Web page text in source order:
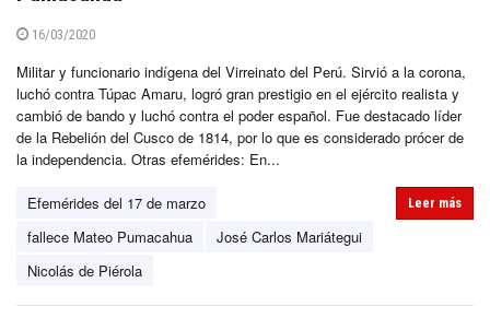
16/03/2020
Militar y funcionario indígena del Virreinato del Perú. Sirvió a la corona,
luchó contra Túpac Amaru, logró gran prestigio en el ejército realista y
cambió de bando y luchó contra el poder español. Fue destacado líder
de la Rebelión del Cusco de 1814, por lo que es considerado prócer de
la independencia. Otras efemérides: En...
Efemérides del 17 de marzo
fallece Mateo Pumacahua
José Carlos Mariátegui
Nicolás de Piérola
Leer más